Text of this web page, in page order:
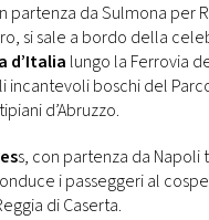
partenza da Sulmona per
si sale a bordo della
d’Italia lungo la Ferrovia
incantevoli boschi del
d’Abruzzo.
s, con partenza da Napoli
i passeggeri al
di Caserta.